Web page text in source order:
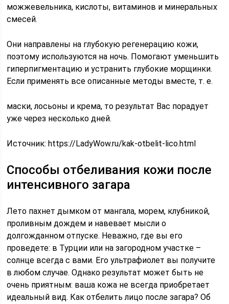
можжевельника, кислоты, витаминов и минеральных
смесей.
Они направлены на глубокую регенерацию кожи,
поэтому используются на ночь. Помогают уменьшить
гиперпигментацию и устранить глубокие морщинки.
Если применять все описанные методы вместе, т. е.
маски, лосьоны и крема, то результат Вас порадует
уже через несколько дней.
Источник:https://LadyWow.ru/kak-otbelit-lico.html
Способы отбеливания кожи после
интенсивного загара
Лето пахнет дымком от мангала, морем, клубникой,
проливным дождем и навевает мысли о
долгожданном отпуске. Неважно, где вы его
проведете: в Турции или на загородном участке –
солнце всегда с вами. Его ультрафиолет вы получите
в любом случае. Однако результат может быть не
очень приятным: ваша кожа не всегда приобретает
идеальный вид. Как отбелить лицо после загара? Об